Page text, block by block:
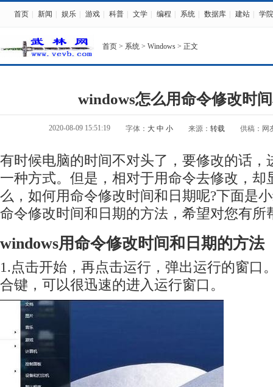
首页 新闻 娱乐 游戏 科普 文学 编程 系统 数据库 建站 学院
首页 > 系统 > Windows > 正文
windows怎么用命令修改时
2020-08-09 15:51:19 字体： 大 中 小 来源： 转载 供稿：网
有时候电脑的时间不对头了，要修改的话，
一种方式。但是，相对于用命令去修改，却
么，如何用命令修改时间和日期呢?下面是
命令修改时间和日期的方法，希望对您有所
windows用命令修改时间和日期的方法
1.点击开始，再点击运行，弹出运行的窗口
合键，可以很迅速的进入运行窗口。